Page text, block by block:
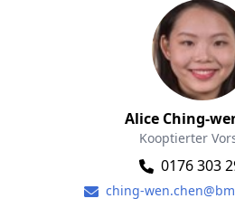
Alice Ching-
Kooptierter
0176 303
ching-